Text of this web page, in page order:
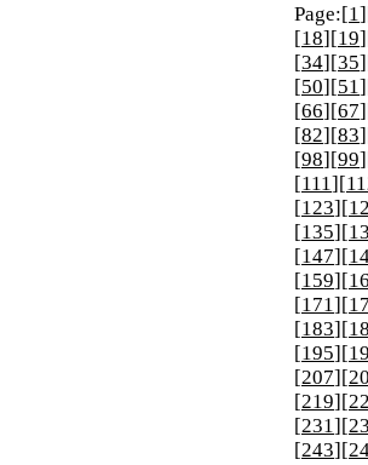
Page:[1
[18][19
[34][35
[50][51
[66][67
[82][83
[98][99
[111][
[123][
[135][
[147][
[159][
[171][
[183][
[195][
[207][
[219][
[231][
[243][